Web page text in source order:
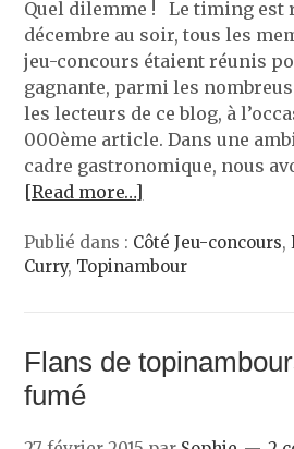
Quel dilemme ! Le timing est
décembre au soir, tous les
jeu-concours étaient réunis
gagnante, parmi les
les lecteurs de ce blog, à
000ème article. Dans une
cadre gastronomique, nous
[Read more…]
Publié dans : Côté Jeu-concours,
Curry, Topinambour
Flans de
fumé